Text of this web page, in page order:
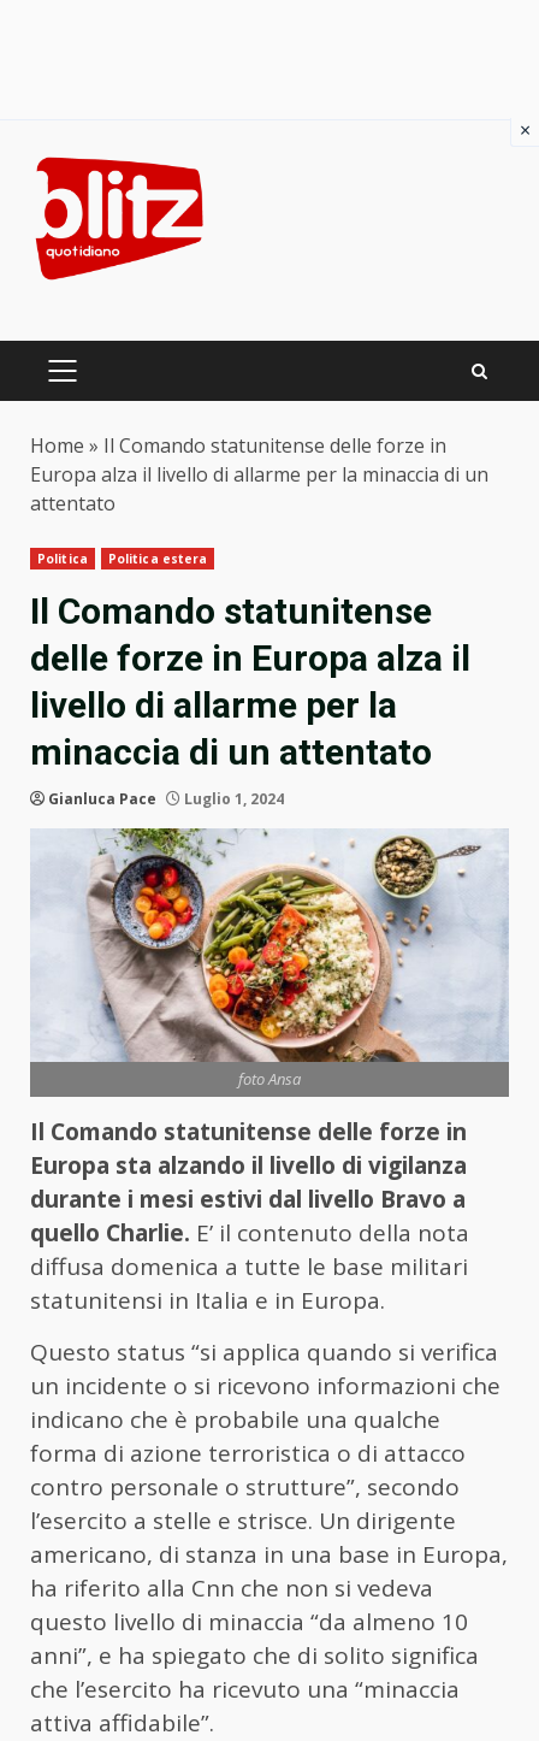
content
PRIMARY
Home » Il Comando statunitense delle forze in
Europa alza il livello di allarme per la minaccia di un
attentato
Politica Politica estera
Il Comando statunitense
delle forze in Europa alza il
livello di allarme per la
minaccia di un attentato
Gianluca Pace Luglio 1, 2024
foto Ansa
Il Comando statunitense delle forze in
Europa sta alzando il livello di vigilanza
durante i mesi estivi dal livello Bravo a
quello Charlie. E’ il contenuto della nota
diffusa domenica a tutte le base militari
statunitensi in Italia e in Europa.
Questo status “si applica quando si verifica
un incidente o si ricevono informazioni che
indicano che è probabile una qualche
forma di azione terroristica o di attacco
contro personale o strutture”, secondo
l’esercito a stelle e strisce. Un dirigente
americano, di stanza in una base in Europa,
ha riferito alla Cnn che non si vedeva
questo livello di minaccia “da almeno 10
anni”, e ha spiegato che di solito significa
che l’esercito ha ricevuto una “minaccia
attiva affidabile”.
×